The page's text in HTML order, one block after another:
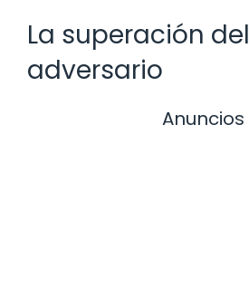
La superación del
adversario
Anuncios